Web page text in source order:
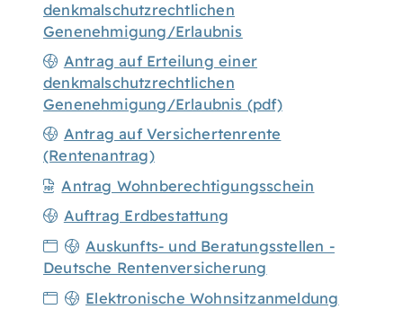
denkmalschutzrechtlichen
Genenehmigung/Erlaubnis
Antrag auf Erteilung einer
denkmalschutzrechtlichen
Genenehmigung/Erlaubnis (pdf)
Antrag auf Versichertenrente
(Rentenantrag)
Antrag Wohnberechtigungsschein
Auftrag Erdbestattung
Auskunfts- und Beratungsstellen -
Deutsche Rentenversicherung
Elektronische Wohnsitzanmeldung